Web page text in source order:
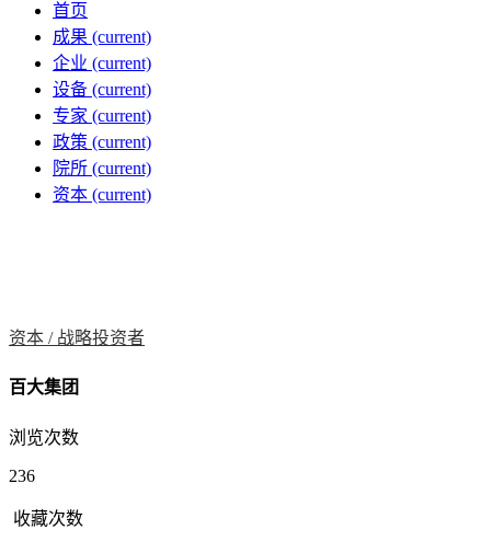
首页
成果 (current)
企业 (current)
设备 (current)
专家 (current)
政策 (current)
院所 (current)
资本 (current)
资本 / 战略投资者
百大集团
浏览次数
236
收藏次数